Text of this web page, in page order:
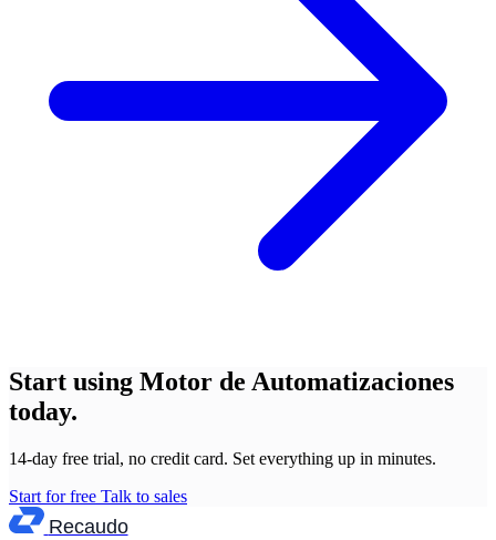
Start using Motor de Automatizaciones
today.
14-day free trial, no credit card. Set everything up in minutes.
Start for free Talk to sales
Recaudo